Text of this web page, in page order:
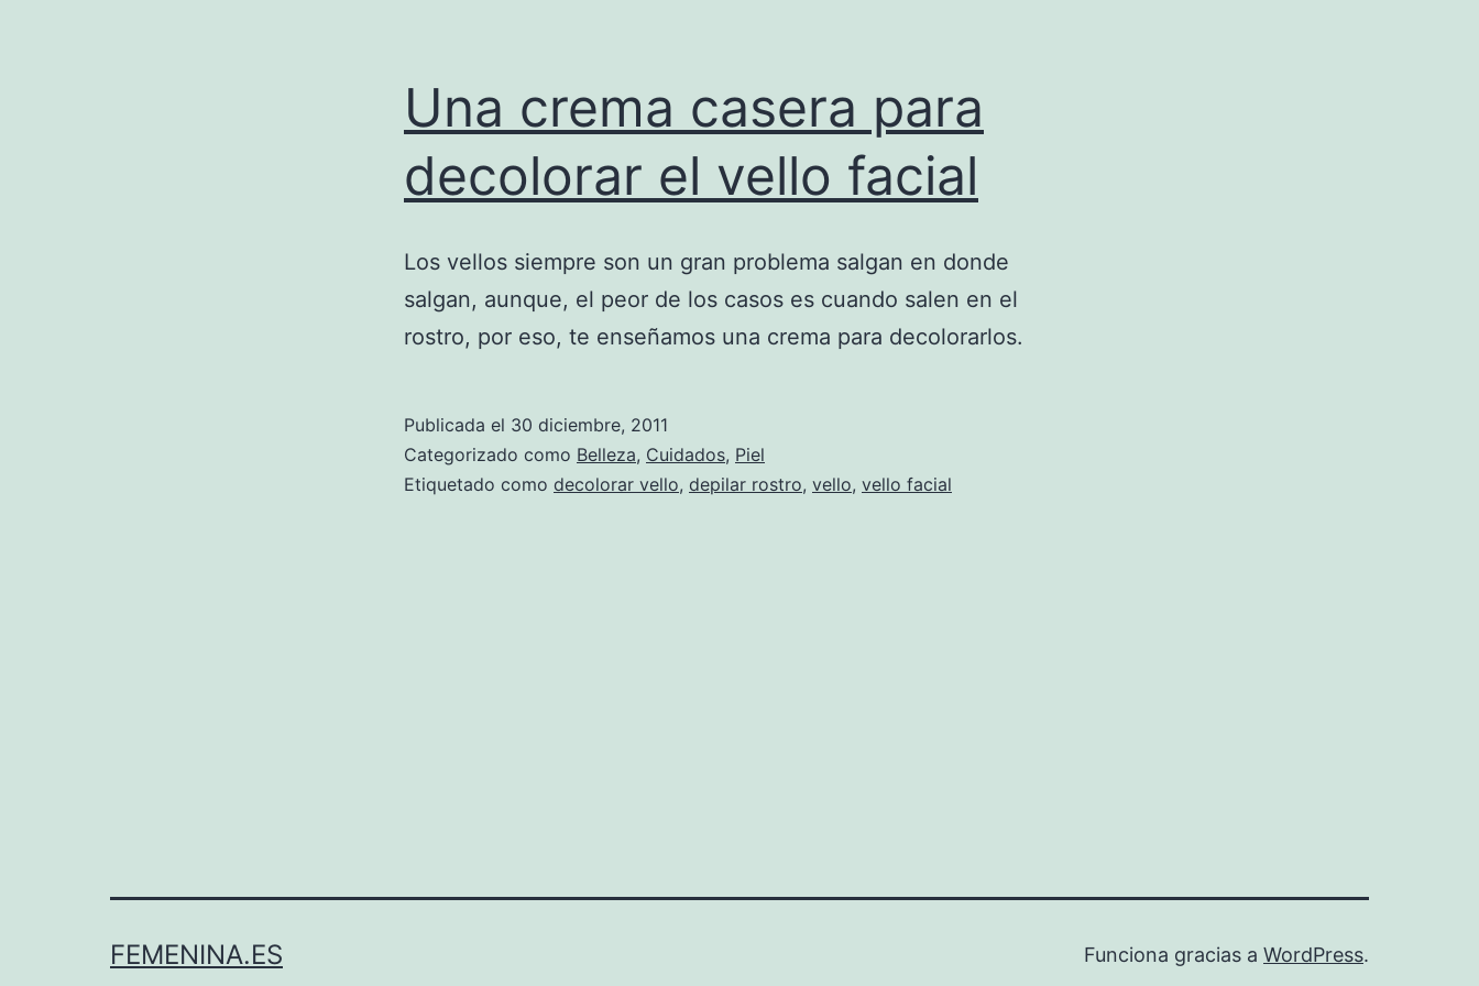
Una crema casera para
decolorar el vello facial
Los vellos siempre son un gran problema salgan en donde
salgan, aunque, el peor de los casos es cuando salen en el
rostro, por eso, te enseñamos una crema para decolorarlos.
Publicada el 30 diciembre, 2011
Categorizado como Belleza, Cuidados, Piel
Etiquetado como decolorar vello, depilar rostro, vello, vello facial
FEMENINA.ES Funciona gracias a WordPress.